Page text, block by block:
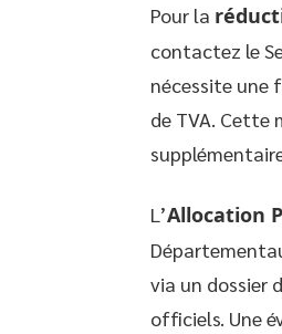
Pour la
contactez le
nécessite une
de TVA. Cette
L’Allocation
via un dossier
officiels. Une